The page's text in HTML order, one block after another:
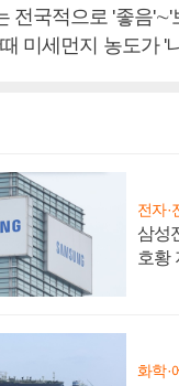
전국적으로 '좋음
미세먼지 농도가 '
전자·
삼성
호황
화학·